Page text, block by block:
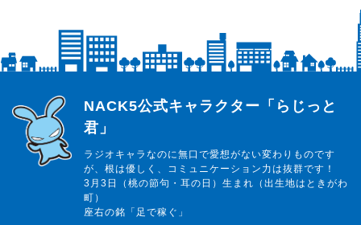
らじっと君
NACK5公式キャラクター「らじっと
君」
ラジオキャラなのに無口で愛想がない変わりものです
が、根は優しく、コミュニケーション力は抜群です！
3月3日（桃の節句・耳の日）生まれ（出生地はときがわ
町）
座右の銘「足で稼ぐ」